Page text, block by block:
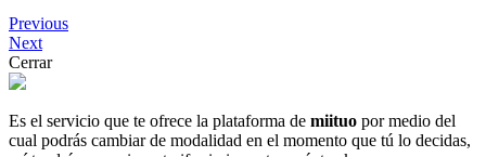
Previous
Next
Cerrar
Es el servicio que te ofrece la plataforma de miituo por medio del
cual podrás cambiar de modalidad en el momento que tú lo decidas,